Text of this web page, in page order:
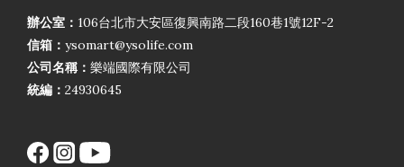
辦公室： 106台北市大安區復興南路二段160巷1號12F-2
信箱： ysomart@ysolife.com
公司名稱： 樂端國際有限公司
統編： 24930645